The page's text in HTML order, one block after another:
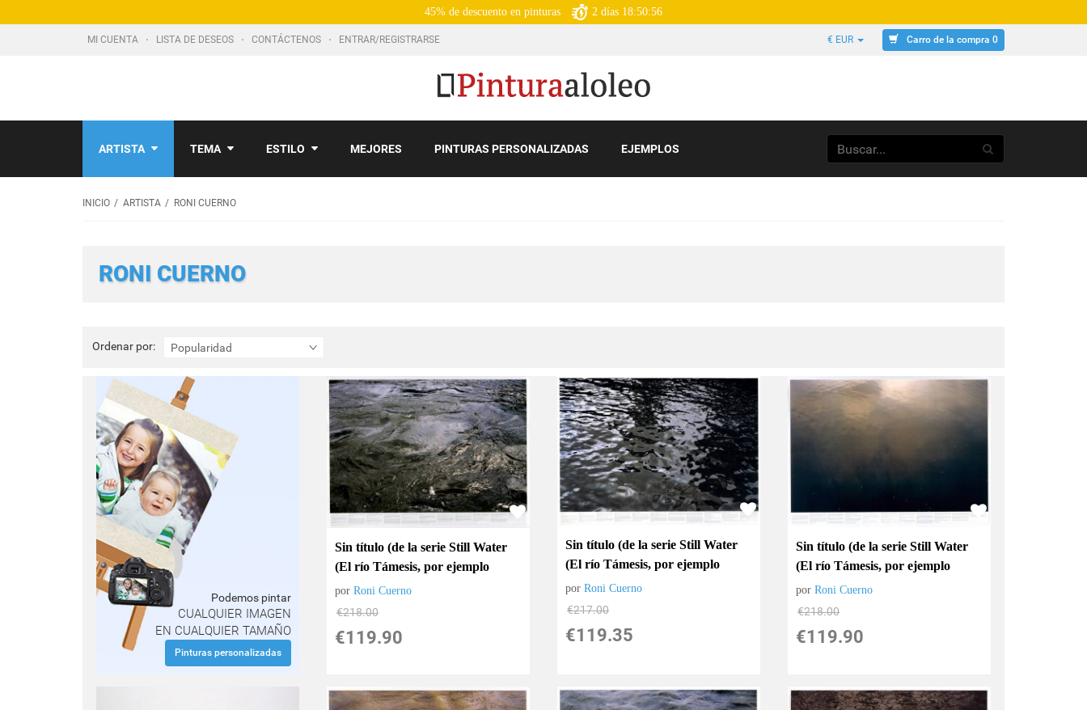
45% de descuento en pinturas 2 días 18:50:54
MI CUENTA LISTA DE DESEOS CONTÁCTENOS ENTRAR/REGISTRARSE € EUR Carro de la compra 0
ARTISTA TEMA ESTILO MEJORES PINTURAS PERSONALIZADAS EJEMPLOS
INICIO ARTISTA RONI CUERNO
RONI CUERNO
Ordenar por: Popularidad
Ordenar
por:
Podemos pintar
CUALQUIER IMAGEN
EN CUALQUIER TAMAÑO
Pinturas personalizadas
Sin título (de la serie Still Water
(El río Támesis, por ejemplo
porRoni Cuerno
€218.00
€119.90
Sin título (de la serie Still Water
(El río Támesis, por ejemplo
porRoni Cuerno
€217.00
€119.35
Sin título (de la serie Still Water
(El río Támesis, por ejemplo
porRoni Cuerno
€218.00
€119.90